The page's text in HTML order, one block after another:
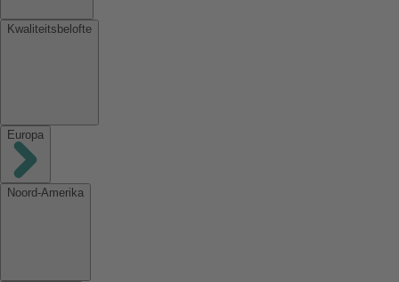
Kwaliteitsbelofte
Europa
Noord-Amerika